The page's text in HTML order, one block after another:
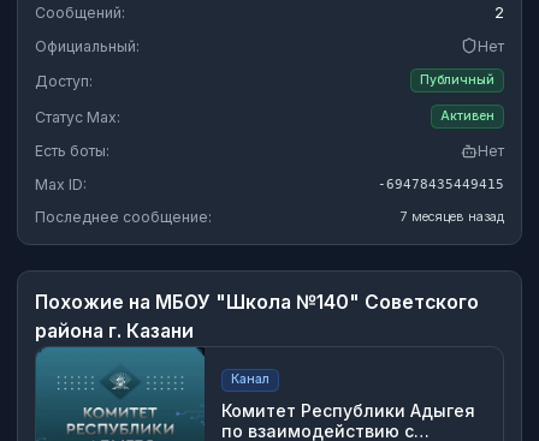
Сообщений:
2
Официальный:
Нет
Доступ:
Публичный
Статус Max: Активен
Есть боты:
Нет
Max ID:
-69478435449415
Последнее сообщение: 7 месяцев назад
Похожие на МБОУ "Школа №140" Советского
района г. Казани
Канал
Комитет Республики Адыгея
по взаимодействию с